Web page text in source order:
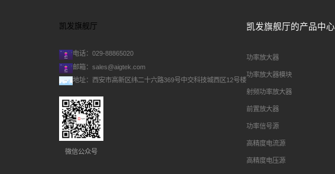
凯发旗舰厅
电话：029-88865020
邮箱： sales@aigtek.com
地址：西安市高新区纬二十六路369号中交科技城西区12号楼
微信公众号
凯发旗舰厅的产品中心
功率放大器
功率放大器模块
射频功率放大器
前置放大器
功率信号源
高精度电流源
高精度电压源